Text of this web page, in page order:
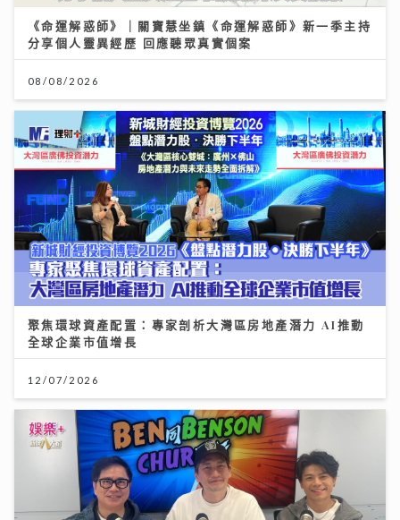
《命運解惑師》｜關寶慧坐鎮《命運解惑師》新一季主持
分享個人靈異經歷 回應聽眾真實個案
08/08/2026
聚焦環球資產配置：專家剖析大灣區房地產潛力 AI推動
全球企業市值增長
12/07/2026